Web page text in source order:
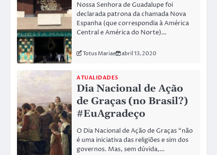
Nossa Senhora de Guadalupe foi
declarada patrona da chamada Nova
Espanha (que correspondia à América
Central e América do Norte)…
Totus Mariae abril 13, 2020
ATUALIDADES
Dia Nacional de Ação
de Graças (no Brasil?)
#EuAgradeço
O Dia Nacional de Ação de Graças “não
é uma iniciativa das religiões e sim dos
governos. Mas, sem dúvida,…